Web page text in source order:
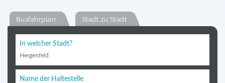
Busfahrplan Stadt zu Stadt
In welcher Stadt?
Hergenfeld
Name der Haltestelle